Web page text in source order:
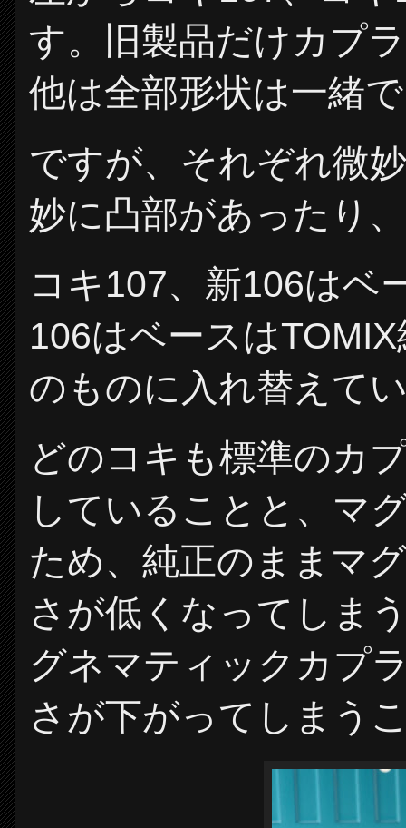
す。旧製品だけカプ
他は全部形状は一緒
ですが、それぞれ微
妙に凸部があったり
コキ107、新106はベ
106はベースは
のものに入れ替えて
どのコキも標準のカ
していることと、マ
ため、純正のままマ
さが低くなってしま
グネマティックカプ
さが下がってしまう